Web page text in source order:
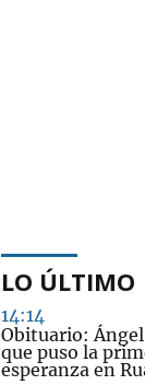
LO ÚLTIMO
14:14
Obituario:
que puso la
esperanza en